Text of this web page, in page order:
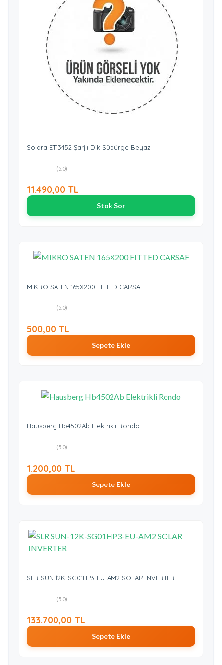
Solara ET13452 Şarjlı Dik Süpürge Beyaz
(5.0)
11.490,00 TL
Stok Sor
MIKRO SATEN 165X200 FITTED CARSAF
(5.0)
500,00 TL
Sepete Ekle
Hausberg Hb4502Ab Elektrikli Rondo
(5.0)
1.200,00 TL
Sepete Ekle
SLR SUN-12K-SG01HP3-EU-AM2 SOLAR INVERTER
(5.0)
133.700,00 TL
Sepete Ekle